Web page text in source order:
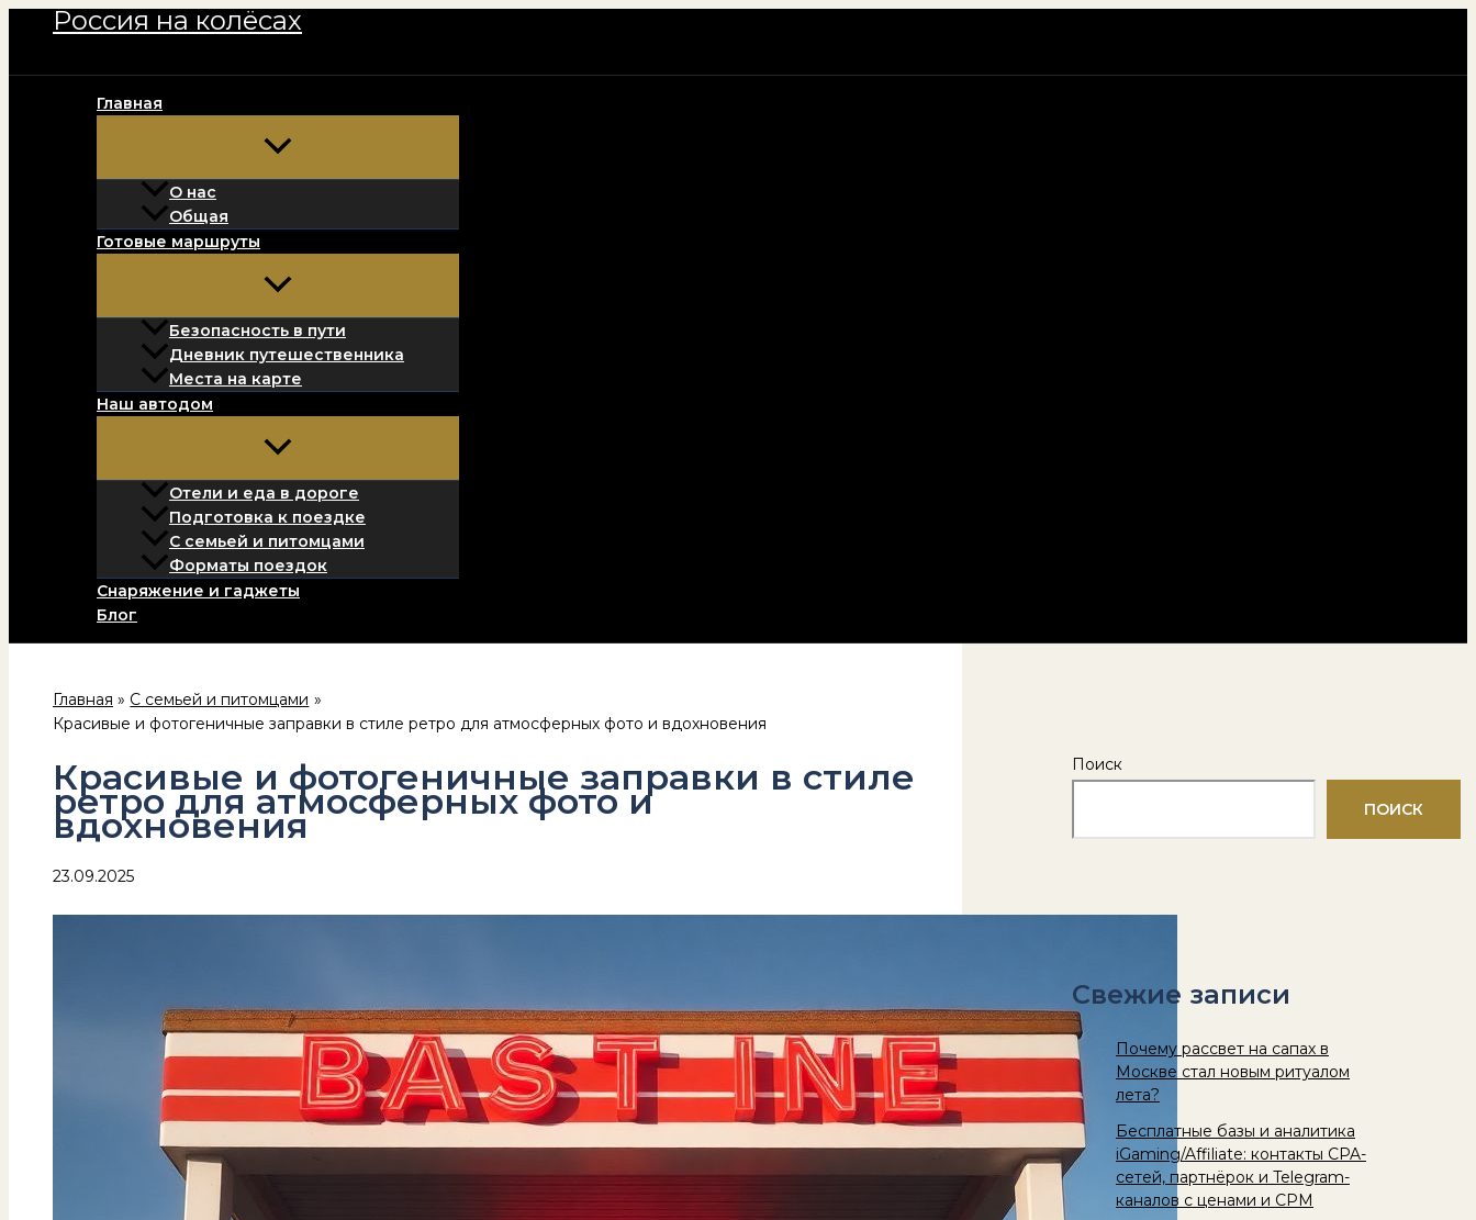
ПерейтиРоссия на колёсах
Главная
О нас
Общая
Готовые маршруты
Безопасность в пути
Дневник путешественника
Места на карте
Наш автодом
Отели и еда в дороге
Подготовка к поездке
С семьей и питомцами
Форматы поездок
Снаряжение и гаджеты
Блог
Главная
С семьей и питомцами
Красивые и фотогеничные заправки в стиле ретро для атмосферных фото и вдохновения
Красивые и фотогеничные заправки в стиле
ретро для атмосферных фото и
вдохновения
23.09.2025
Поиск
ПОИСК
Свежие записи
Почему рассвет на сапах в
Москве стал новым ритуалом
лета?
Бесплатные базы и аналитика
iGaming/Affiliate: контакты CPA-
сетей, партнёрок и Telegram-
каналов с ценами и CPM